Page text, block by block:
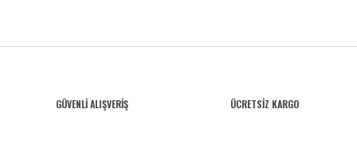
GÜVENLİ ALIŞVERİŞ ÜCRETSİZ KARGO